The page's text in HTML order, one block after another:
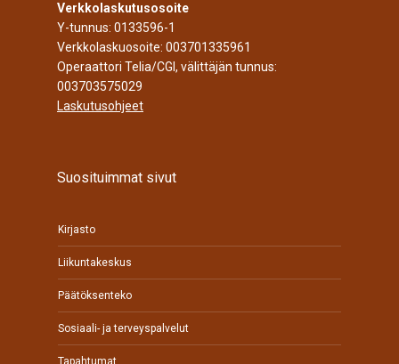
Verkkolaskutusosoite
Y-tunnus: 0133596-1
Verkkolaskuosoite: 003701335961
Operaattori Telia/CGI, välittäjän tunnus:
003703575029
Laskutusohjeet
Suosituimmat sivut
Kirjasto
Liikuntakeskus
Päätöksenteko
Sosiaali- ja terveyspalvelut